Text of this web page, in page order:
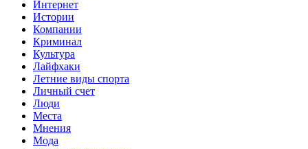
Интернет
Истории
Компании
Криминал
Культура
Лайфхаки
Летние виды спорта
Личный счет
Люди
Места
Мнения
Мода